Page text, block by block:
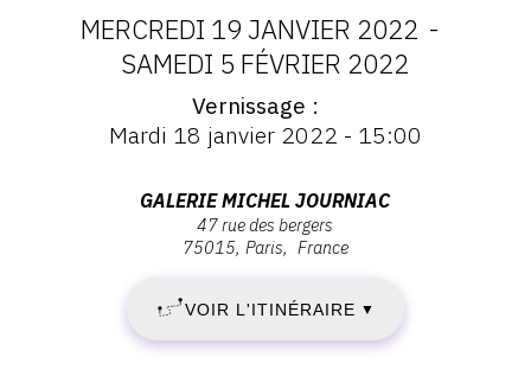
DATES
:
19
2022
MERCREDI 19 JANVIER 2022 -
SAMEDI 5 FÉVRIER 2022
Vernissage
Mardi 18 janvier 2022 - 15:00
GALERIE MICHEL JOURNIAC
47 rue des bergers
75015 Paris France
VOIR L'ITINÉRAIRE ▼